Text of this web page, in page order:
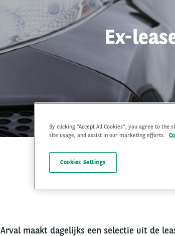
Ex-
Arval maakt dagelijks een selectie uit de
By clicking “Accept All Cookies”, you agree to
site usage, and assist in our marketing efforts.
Cookies Settings